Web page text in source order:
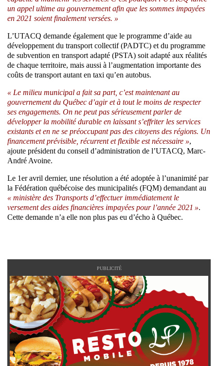
un appel ultime au gouvernement afin que les sommes impayées
en 2021 soient finalement versées. »
L’UTACQ demande également que le programme d’aide au
développement du transport collectif (PADTC) et du programme
de subvention en transport adapté (PSTA) soit adapté aux réalités
de chaque territoire, mais aussi à l’augmentation importante des
coûts de transport autant en taxi qu’en autobus.
« Le milieu municipal a fait sa part, c’est maintenant au
gouvernement du Québec d’agir et à tout le moins de respecter
ses engagements. On ne peut pas sérieusement parler de
développer la mobilité durable en laissant s’effriter les services
existants et en ne se préoccupant pas des citoyens des régions. Un
financement prévisible, récurrent et flexible est nécessaire »,
ajoute président du conseil d’administration de l’UTACQ, Marc-
André Avoine.
Le 1er avril dernier, une résolution a été adoptée à l’unanimité par
la Fédération québécoise des municipalités (FQM) demandant au
« ministère des Transports d’effectuer immédiatement le
versement des aides financières impayées pour l’année 2021 ».
Cette demande n’a elle non plus pas eu d’écho à Québec.
PUBLICITÉ